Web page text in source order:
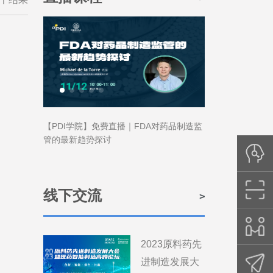
【PDI学院】免费直播｜FDA对药品制造监
管的最新趋势探讨
线下交流
2023原料药先
进制造发展大